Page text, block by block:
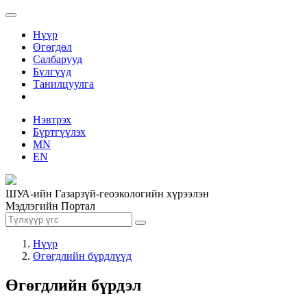
Нүүр
Өгөгдөл
Салбарууд
Бүлгүүд
Танилцуулга
Нэвтрэх
Бүртгүүлэх
MN
EN
ШУА-ийн Газарзүй-геоэкологийн хүрээлэн
Мэдлэгийн Портал
Нүүр
Өгөгдлийн бүрдлүүд
Өгөгдлийн бүрдэл